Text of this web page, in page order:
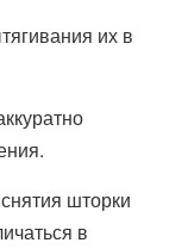
их в
шторки
в